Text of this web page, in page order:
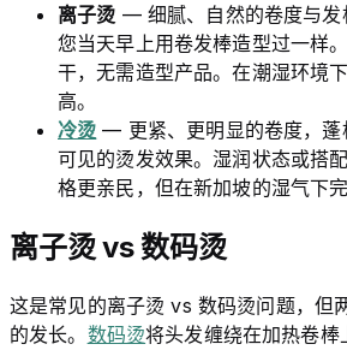
离子烫 — 细腻、自然的卷度与发
您当天早上用卷发棒造型过一
干，无需造型产品。在潮湿环境
高。
冷烫 — 更紧、更明显的卷度，蓬
可见的烫发效果。湿润状态或搭
格更亲民，但在新加坡的湿气下
离子烫 vs 数码烫
这是常见的离子烫 vs 数码烫问题，但
的发长。 数码烫将头发缠绕在加热卷棒